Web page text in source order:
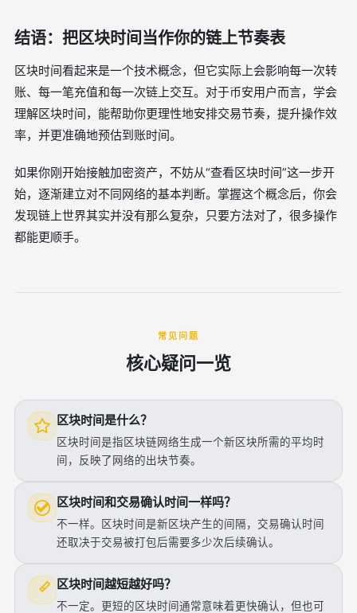
结语：把区块时间当作你的链上节奏表
区块时间看起来是一个技术概念，但它实际上会影响每一次转
账、每一笔充值和每一次链上交互。对于币安用户而言，学会
理解区块时间，能帮助你更理性地安排交易节奏，提升操作效
率，并更准确地预估到账时间。
如果你刚开始接触加密资产，不妨从“查看区块时间”这一步开
始，逐渐建立对不同网络的基本判断。掌握这个概念后，你会
发现链上世界其实并没有那么复杂，只要方法对了，很多操作
都能更顺手。
常见问题
核心疑问一览
区块时间是什么？
区块时间是指区块链网络生成一个新区块所需的平均时
间，反映了网络的出块节奏。
区块时间和交易确认时间一样吗？
不一样。区块时间是新区块产生的间隔，交易确认时间
还取决于交易被打包后需要多少次后续确认。
区块时间越短越好吗？
不一定。更短的区块时间通常意味着更快确认，但也可